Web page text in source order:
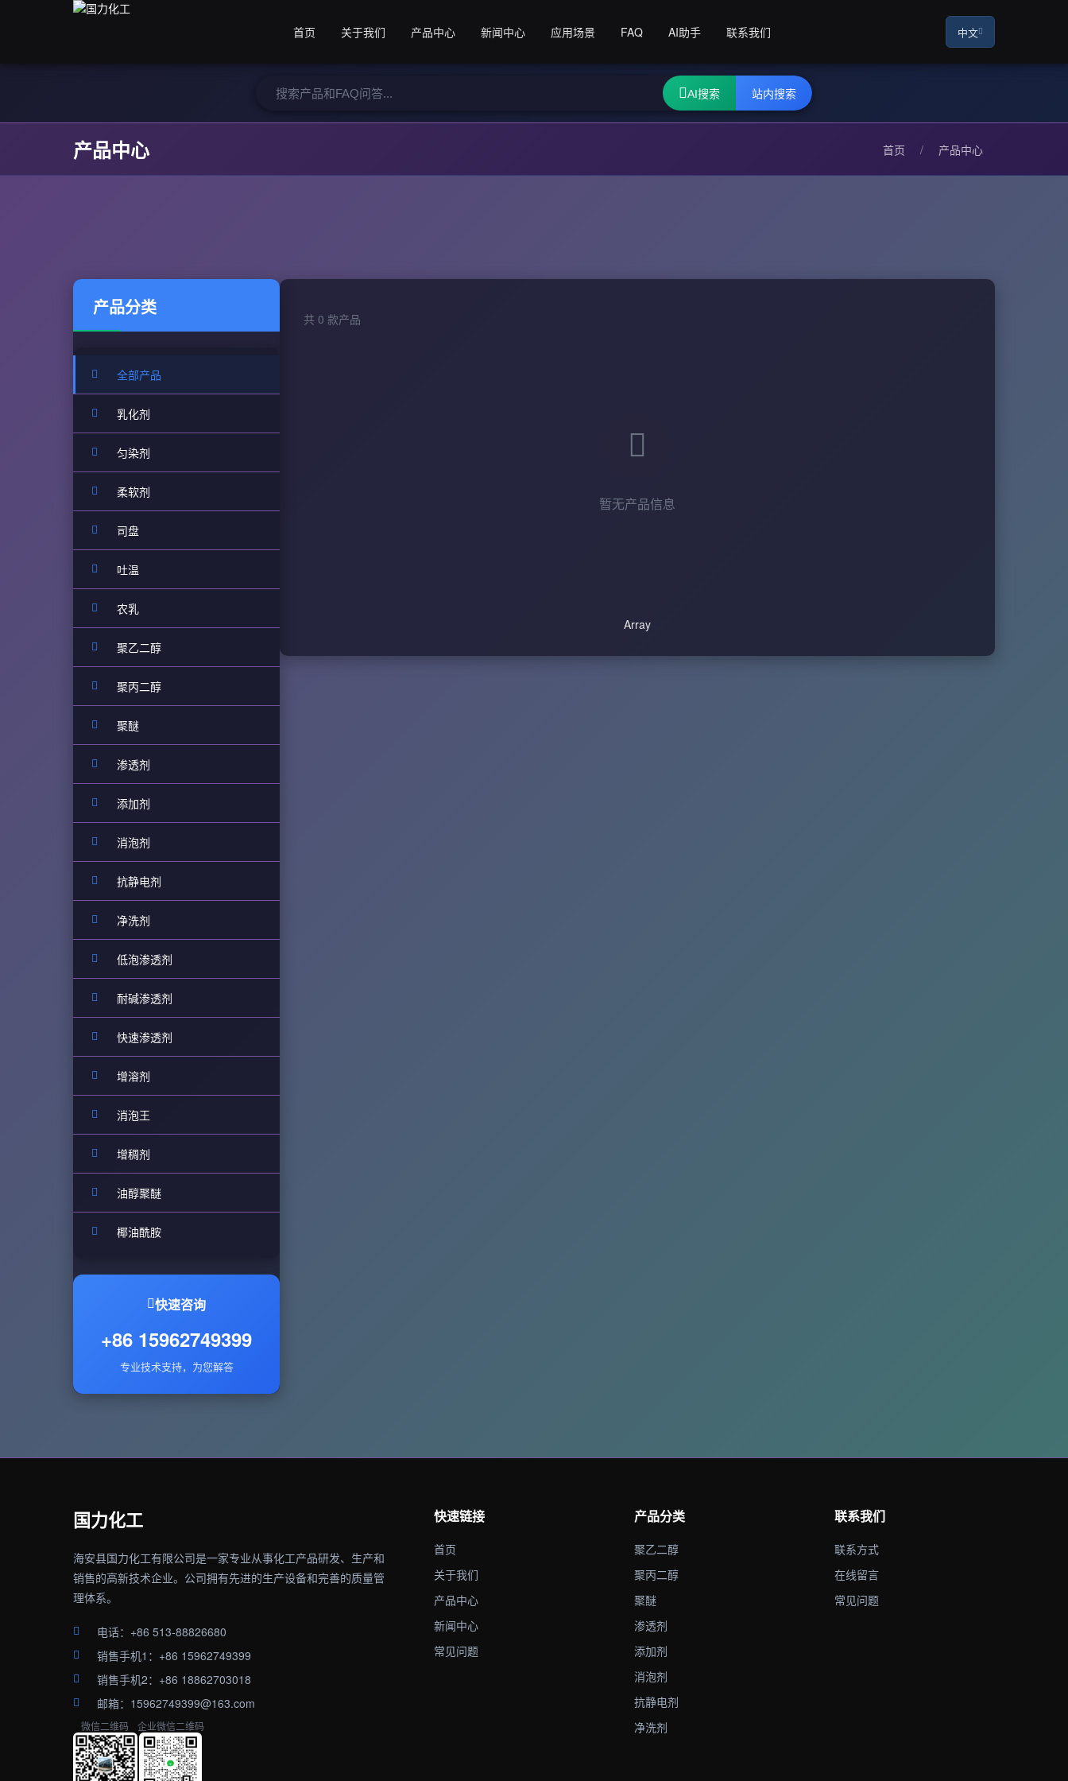
首页 关于我们 产品中心 新闻中心 应用场景 FAQ AI助手 联系我们 中文
AI搜索 站内搜索
产品中心 首页 / 产品中心
产品分类
全部产品
乳化剂
匀染剂
柔软剂
司盘
吐温
农乳
聚乙二醇
聚丙二醇
聚醚
渗透剂
添加剂
消泡剂
抗静电剂
净洗剂
低泡渗透剂
耐碱渗透剂
快速渗透剂
增溶剂
消泡王
增稠剂
油醇聚醚
椰油酰胺
快速咨询
+86 15962749399
专业技术支持，为您解答
共 0 款产品
暂无产品信息
Array
国力化工
海安县国力化工有限公司是一家专业从事化工产品研发、生产和
销售的高新技术企业。公司拥有先进的生产设备和完善的质量管
理体系。
电话：+86 513-88826680
销售手机1：+86 15962749399
销售手机2：+86 18862703018
邮箱：15962749399@163.com
微信二维码 企业微信二维码
快速链接
首页
关于我们
产品中心
新闻中心
常见问题
产品分类
聚乙二醇
聚丙二醇
聚醚
渗透剂
添加剂
消泡剂
抗静电剂
净洗剂
联系我们
联系方式
在线留言
常见问题